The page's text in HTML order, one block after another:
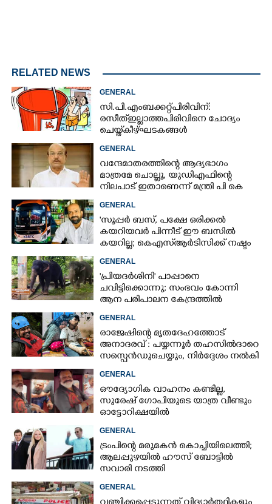
RELATED NEWS
GENERAL
സി.പി.എം ബക്കറ്റ് പിരിവിന്:
രസീത് ഇല്ലാത്ത പിരിവിനെ ചോദ്യം
ചെയ്ത് കീഴ്ഘടകങ്ങൾ
GENERAL
വന്ദേമാതരത്തിന്റെ ആദ്യഭാഗം
മാത്രമേ ചൊല്ലൂ,​ യുഡിഎഫിന്റെ
നിലപാട് ഇതാണെന്ന് മന്ത്രി പി കെ
കുഞ്ഞാലിക്കുട്ടി
GENERAL
'സൂപ്പർ ബസ്, പക്ഷേ ഒരിക്കൽ
കയറിയവർ പിന്നീട് ഈ ബസിൽ
കയറില്ല; കെഎസ്ആർടിസിക്ക് നഷ്ടം
അരലക്ഷം രൂപയോളം'
GENERAL
'പ്രിയദർശിനി' പാപ്പാനെ
ചവിട്ടിക്കൊന്നു; സംഭവം കോന്നി
ആന പരിപാലന കേന്ദ്രത്തിൽ
GENERAL
രാജേഷിന്റെ മൃതദേഹത്തോട്
അനാദരവ് : പയ്യന്നൂർ തഹസിൽദാറെ
സസ്പെൻഡുചെയ്യും, നിർദ്ദേശം നൽകി
മന്ത്രി
GENERAL
ഔദ്യോഗിക വാഹനം കണ്ടില്ല,
സുരേഷ് ഗോപിയുടെ യാത്ര വീണ്ടും
ഓട്ടോറിക്ഷയിൽ
GENERAL
ട്രംപിന്റെ മരുമകൻ കൊച്ചിയിലെത്തി;
ആലപ്പുഴയിൽ ഹൗസ് ബോട്ടിൽ
സവാരി നടത്തി
GENERAL